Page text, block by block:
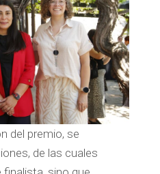
del premio, se
de las cuales